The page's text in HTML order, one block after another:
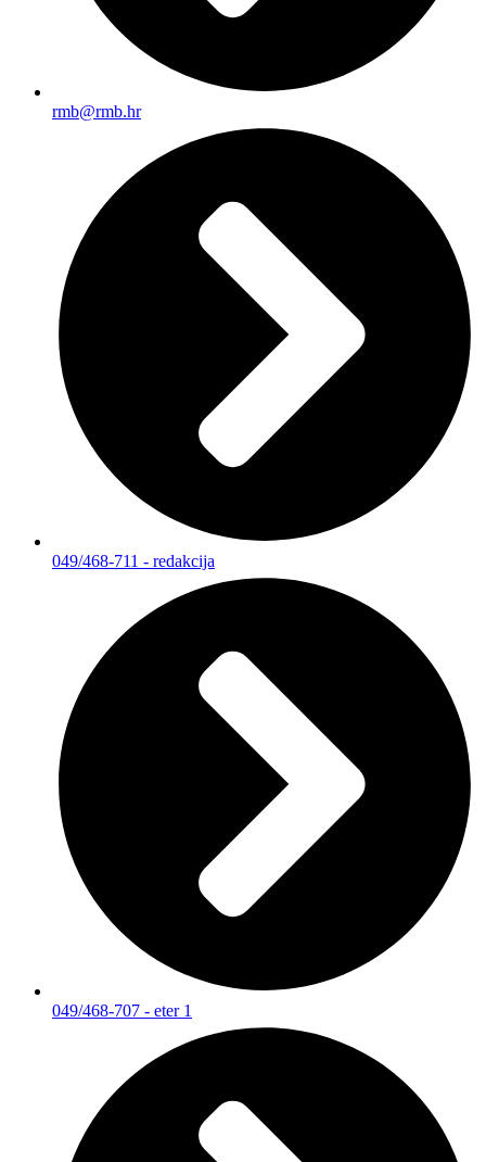
rmb@rmb.hr
049/468-711 - redakcija
049/468-707 - eter 1